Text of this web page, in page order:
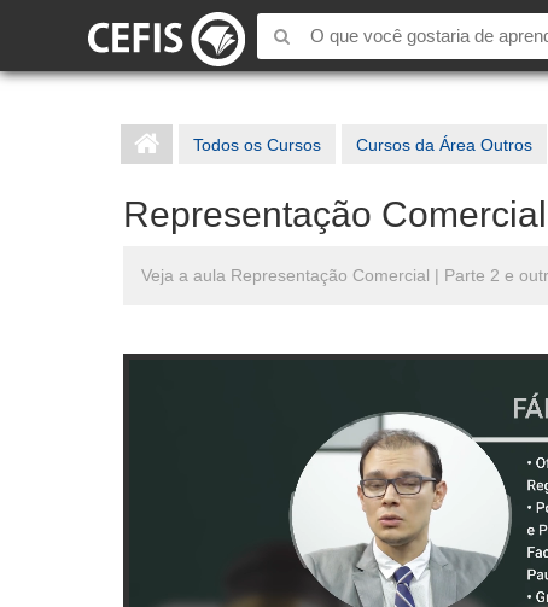
Todos os Cursos Cursos da Área Outros
Representação
Veja a aula Representação Comercial | Parte 2 e